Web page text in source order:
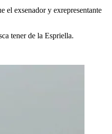
el exsenador y exrepresentante
tener de la Espriella.